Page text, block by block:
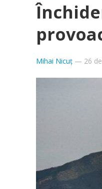
Mihai Nicuț — 26